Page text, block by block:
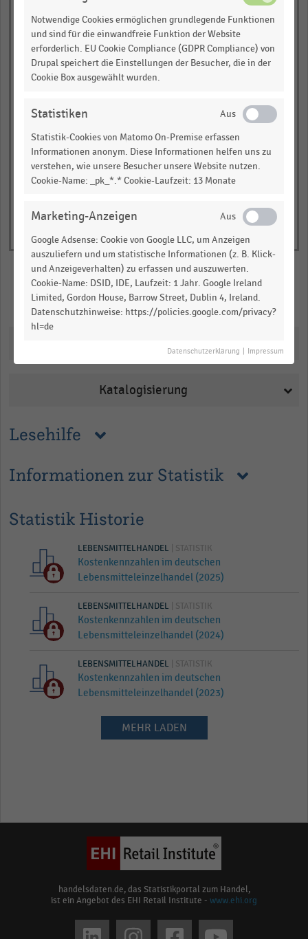
Lesehilfe
Informationen zur Statistik
Gesamtkosten (%)*
empty
empty
Merken Teilen
Katalogisierung
Statistik Historie
LEBENSMITTELHANDEL | STATISTIK
Kostenkennzahlen im deutschen
Lebensmitteleinzelhandel (2025)
LEBENSMITTELHANDEL | STATISTIK
Kostenkennzahlen im deutschen
Lebensmitteleinzelhandel (2024)
LEBENSMITTELHANDEL | STATISTIK
Kostenkennzahlen im deutschen
Lebensmitteleinzelhandel (2023)
MEHR LADEN
handelsdaten.de, das Statistikportal zum Handel,
ist ein Angebot des EHI Retail Institute - www.ehi.org
Notwendige Cookies ermöglichen grundlegende Funktionen
und sind für die einwandfreie Funktion der Website
erforderlich. EU Cookie Compliance (GDPR Compliance) von
Drupal speichert die Einstellungen der Besucher, die in der
Cookie Box ausgewählt wurden.
Statistiken
Statistik-Cookies von Matomo On-Premise erfassen
Informationen anonym. Diese Informationen helfen uns zu
verstehen, wie unsere Besucher unsere Website nutzen.
Cookie-Name: _pk_*.* Cookie-Laufzeit: 13 Monate
Marketing-Anzeigen
Google Adsense: Cookie von Google LLC, um Anzeigen
auszuliefern und um statistische Informationen (z. B. Klick-
und Anzeigeverhalten) zu erfassen und auszuwerten.
Cookie-Name: DSID, IDE, Laufzeit: 1 Jahr. Google Ireland
Limited, Gordon House, Barrow Street, Dublin 4, Ireland.
Datenschutzhinweise: https://policies.google.com/privacy?
hl=de
Datenschutzerklärung Impressum